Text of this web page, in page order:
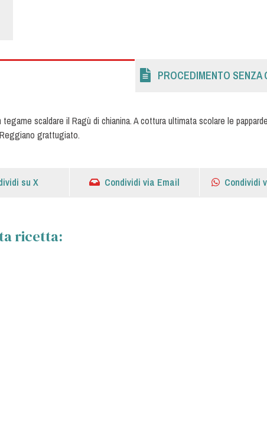
scaldare il Ragù di chianina. A cottura ultimata scolare le
grattugiato.
PROCEDIMENTO SENZA
su X Condividi via Email Condividi
ricetta: